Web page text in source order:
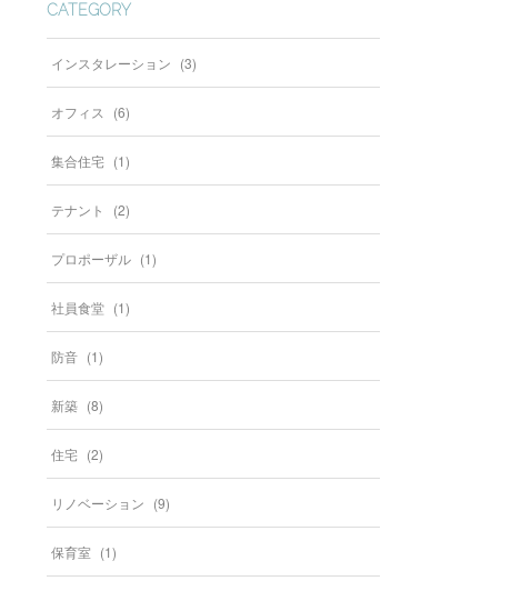
CATEGORY
インスタレーション (3)
オフィス (6)
集合住宅 (1)
テナント (2)
プロポーザル (1)
社員食堂 (1)
防音 (1)
新築 (8)
住宅 (2)
リノベーション (9)
保育室 (1)